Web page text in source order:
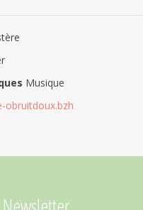
Musique
obruitdoux.bzh